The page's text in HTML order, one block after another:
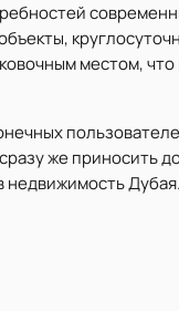
местом,
же приносить
недвижимость Дубая.